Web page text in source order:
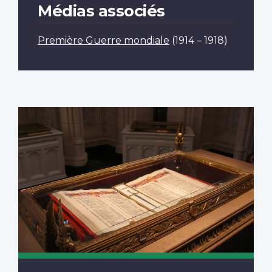
Médias associés
Première Guerre mondiale (1914 – 1918)